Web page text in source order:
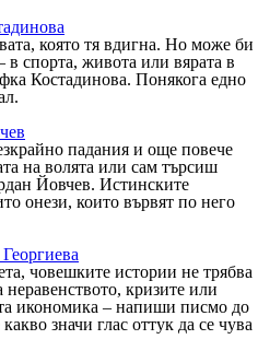
която тя вдигна. Но може би
спорта, живота или вярата в
Костадинова. Понякога едно
падания и още повече
на волята или сам търсиш
Йовчев. Истинските
онези, които вървят по него
човешките истории не трябва
кризите или
икономика – напиши писмо до
значи глас оттук да се чува